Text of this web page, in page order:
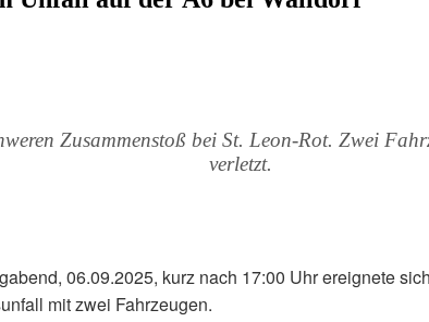
Zusammenstoß bei St. Leon-Rot. Zwei
verletzt.
06.09.2025, kurz nach 17:00 Uhr ereignete
mit zwei Fahrzeugen.